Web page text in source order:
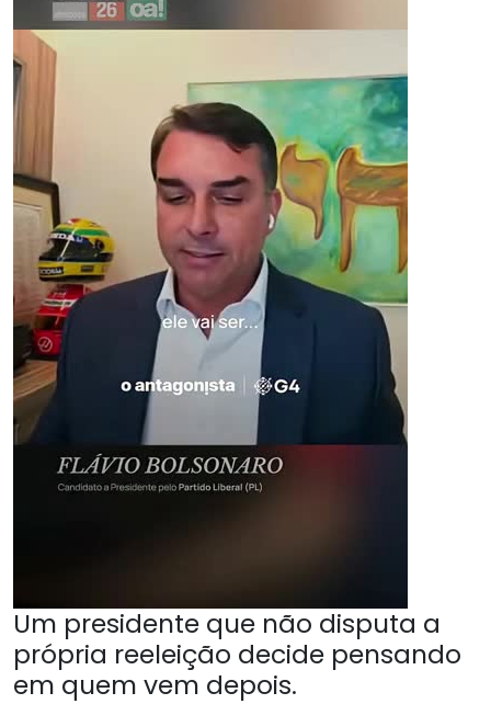
Um presidente que não disputa a
própria reeleição decide pensando
em quem vem depois.